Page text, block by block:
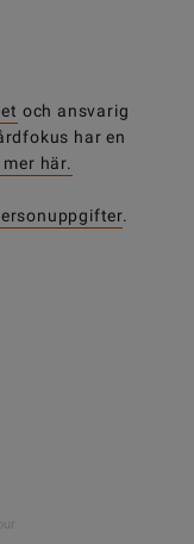
och ansvarig
har en
mer här.
.